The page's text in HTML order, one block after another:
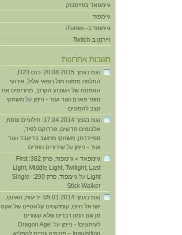
גיימפאד בפייסבוק
גיימפוד
גיימפוד ב- iTunes
זיירמן ב-Twitch
תגובות אחרונות
נגנז בגנזך 20.08.2015: כנס D23,
החלפת מזוזות מול רופאי אליל, אירועי
האמנות של השבוע הקרוב, מחרימים את
סופר פארם ועוד ועוד - ניימן על משחקי
קצב להמונים
נגנז בגנזך 17.04.2014: חילוניים ופסח,
אלבומים חדשים, פרדוקס לפיד,
ספיידרמן, משחקי מחשב בדיעבד ועוד
ועוד - ניימן על שידורים חוזרים
גיימפאד » גיימפוד, פרק 382: First
Light, Middle Light, Twilight, Last
Light על
גיימפוד, פרק 290: Single-
Stick Walker
נגנז בגנזך 05.01.2014: ידיעות, וואינט,
ישראל היום, קומיקסים קלאסיים של אקס
מן וגם המון דברים שלא קשורים
לעיתונים! - ניימן על Dragon Age:
Inquisition – פנטזיה גנרית להפליא